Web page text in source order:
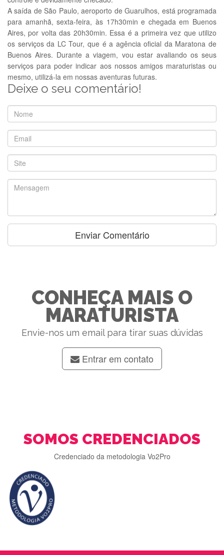
A saída de São Paulo, aeroporto de Guarulhos, está programada
para amanhã, sexta-feira, às 17h30min e chegada em Buenos
Aires, por volta das 20h30min. Essa é a primeira vez que utilizo
os serviços da LC Tour, que é a agência oficial da Maratona de
Buenos Aires. Durante a viagem, vou estar avaliando os seus
serviços para poder indicar aos nossos amigos maraturistas ou
mesmo, utilizá-la em nossas aventuras futuras.
Deixe o seu comentário!
CONHEÇA MAIS O
MARATURISTA
Envie-nos um email para tirar suas dúvidas
Entrar em contato
SOMOS CREDENCIADOS
Credenciado da metodologia Vo2Pro